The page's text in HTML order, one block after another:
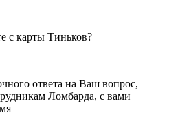
с карты Тиньков?
ответа на Ваш вопрос,
Ломбарда, с вами